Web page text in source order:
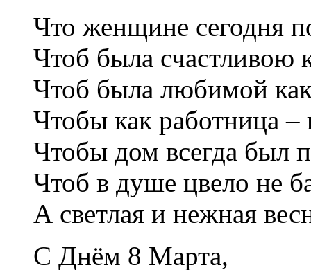
Что женщине сегодня
Чтоб была счастливою
Чтоб была любимой
Чтобы как работница –
Чтобы дом всегда был
Чтоб в душе цвело не
А светлая и нежная
С Днём 8 Марта,